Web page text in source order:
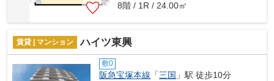
8階 / 1R / 24.00㎡
賃貸 | マンション ハイツ東興
敷0
阪急宝塚本線 「三国 」駅 徒歩10分